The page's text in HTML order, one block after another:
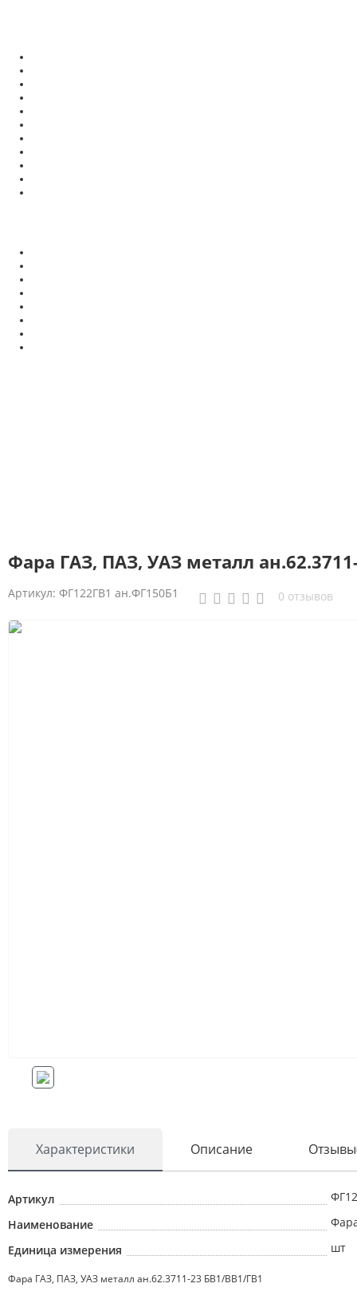
Фара ГАЗ, ПАЗ, УАЗ металл
Артикул: ФГ122ГВ1 ан.ФГ150Б1 0 отзывов
Характеристики Описание
Артикул
Наименование
Единица измерения
шт
Фара ГАЗ, ПАЗ, УАЗ металл ан.62.3711-23 БВ1/ВВ1/ГВ1